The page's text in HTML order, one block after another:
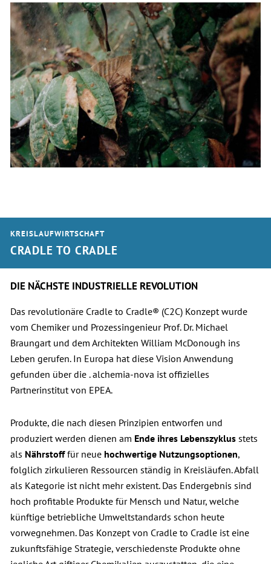
KREISLAUFWIRTSCHAFT
CRADLE TO CRADLE
DIE NÄCHSTE INDUSTRIELLE REVOLUTION
Das revolutionäre Cradle to Cradle® (C2C) Konzept wurde
vom Chemiker und Prozessingenieur Prof. Dr. Michael
Braungart und dem Architekten William McDonough ins
Leben gerufen. In Europa hat diese Vision Anwendung
gefunden über die . alchemia-nova ist offizielles
Partnerinstitut von EPEA.
Produkte, die nach diesen Prinzipien entworfen und
produziert werden dienen am Ende ihres Lebenszyklusstets
als Nährstofffür neue hochwertige Nutzungsoptionen,
folglich zirkulieren Ressourcen ständig in Kreisläufen. Abfall
als Kategorie ist nicht mehr existent. Das Endergebnis sind
hoch profitable Produkte für Mensch und Natur, welche
künftige betriebliche Umweltstandards schon heute
vorwegnehmen. Das Konzept von Cradle to Cradle ist eine
zukunftsfähige Strategie, verschiedenste Produkte ohne